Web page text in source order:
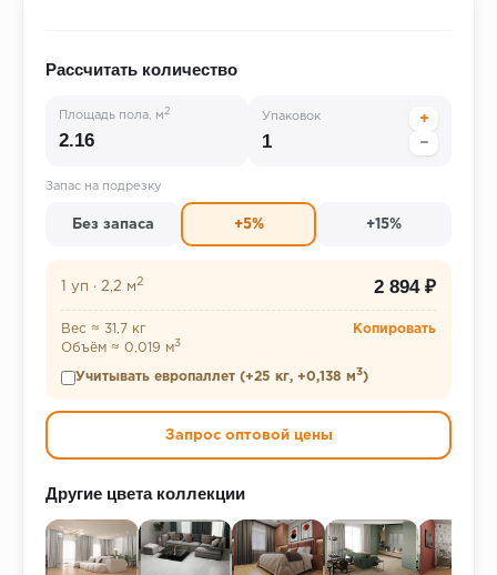
Рассчитать количество
Площадь пола, м 2
Упаковок
+
−
Запас на подрезку
Без запаса +5% +15%
1 уп · 2,2 м 2 2 894 ₽
Вес ≈ 31,7 кг
Объём ≈ 0,019 м3
Копировать
Учитывать европаллет (+25 кг, +0,138 м3)
Запрос оптовой цены
Другие цвета коллекции